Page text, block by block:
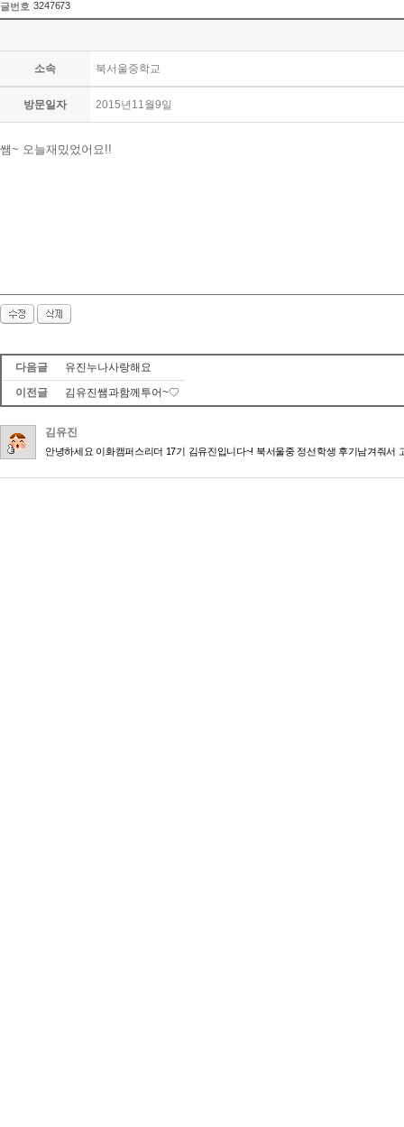
글번호 3247673
소속 북서울중학교
방문일자 2015년11월9일
쌤~ 오늘재밌었어요!!
다음글
유진누나사랑해요
이전글
김유진쌤과함께투어~♡
김유진
안녕하세요 이화캠퍼스리더 17기 김유진입니다~! 북서울중 정선학생 후기남겨줘